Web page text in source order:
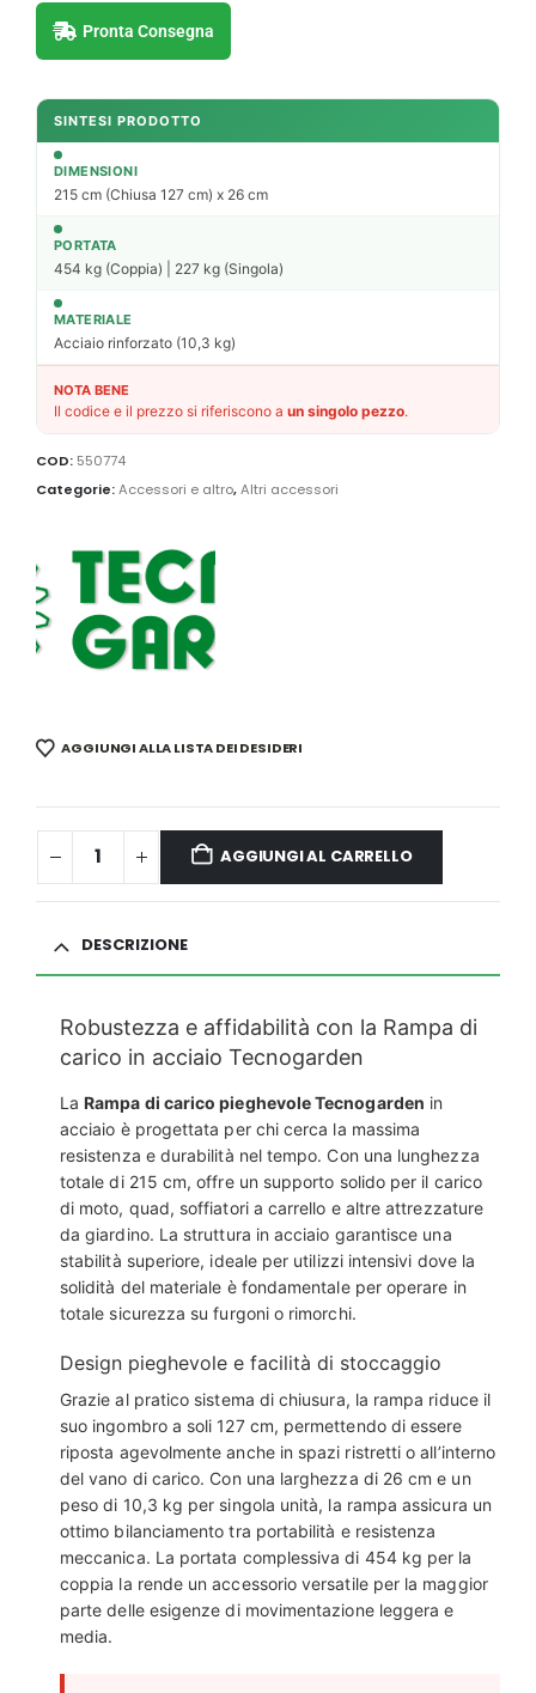
Pronta Consegna
SINTESI PRODOTTO
DIMENSIONI
215 cm (Chiusa 127 cm) x 26 cm
PORTATA
454 kg (Coppia) | 227 kg (Singola)
MATERIALE
Acciaio rinforzato (10,3 kg)
NOTA BENE
Il codice e il prezzo si riferiscono a un singolo pezzo.
COD: 550774
Categorie:Accessori e altro,Altri accessori
AGGIUNGI ALLA LISTA DEI DESIDERI
AGGIUNGI AL CARRELLO
DESCRIZIONE
Robustezza e affidabilità con la Rampa di
carico in acciaio Tecnogarden
LaRampa di carico pieghevole Tecnogarden in
acciaio è progettata per chi cerca la massima
resistenza e durabilità nel tempo. Con una lunghezza
totale di 215 cm, offre un supporto solido per il carico
di moto, quad, soffiatori a carrello e altre attrezzature
da giardino. La struttura in acciaio garantisce una
stabilità superiore, ideale per utilizzi intensivi dove la
solidità del materiale è fondamentale per operare in
totale sicurezza su furgoni o rimorchi.
Design pieghevole e facilità di stoccaggio
Grazie al pratico sistema di chiusura, la rampa riduce il
suo ingombro a soli 127 cm, permettendo di essere
riposta agevolmente anche in spazi ristretti o all’interno
del vano di carico. Con una larghezza di 26 cm e un
peso di 10,3 kg per singola unità, la rampa assicura un
ottimo bilanciamento tra portabilità e resistenza
meccanica. La portata complessiva di 454 kg per la
coppia la rende un accessorio versatile per la maggior
parte delle esigenze di movimentazione leggera e
media.